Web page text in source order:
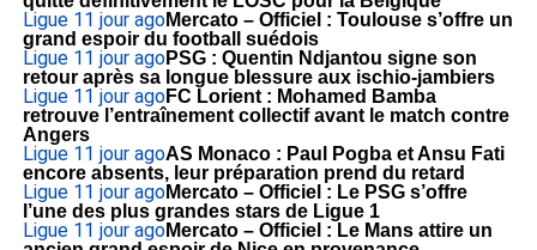
Ligue 11 jour agoMercato – Officiel : Toulouse s’offre un
grand espoir du football suédois
Ligue 11 jour agoPSG : Quentin Ndjantou signe son
retour après sa longue blessure aux ischio-jambiers
Ligue 11 jour agoFC Lorient : Mohamed Bamba
retrouve l’entraînement collectif avant le match contre
Angers
Ligue 11 jour agoAS Monaco : Paul Pogba et Ansu Fati
encore absents, leur préparation prend du retard
Ligue 11 jour agoMercato – Officiel : Le PSG s’offre
l’une des plus grandes stars de Ligue 1
Ligue 11 jour agoMercato – Officiel : Le Mans attire un